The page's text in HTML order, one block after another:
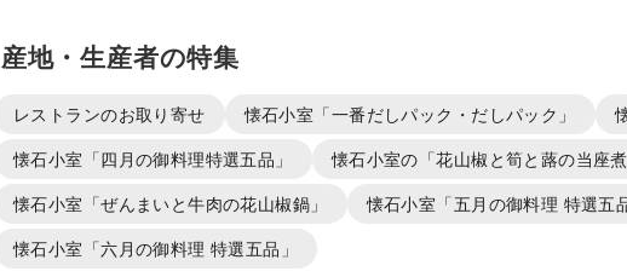
産地・生産者の特集
レストランのお取り寄せ 懐石小室「一番だしパック・だしパック」
懐石小室「四月の御料理特選五品」
懐石小室の「花山椒と筍と蕗の当座煮
懐石小室「ぜんまいと牛肉の花山椒鍋」
懐石小室「五月の御料理 特選五
懐石小室「六月の御料理 特選五品」